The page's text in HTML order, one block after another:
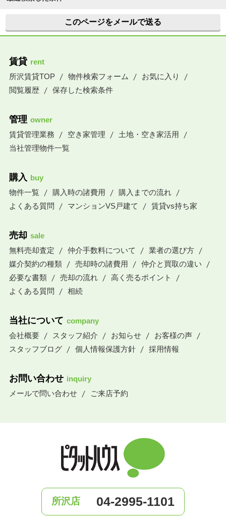
このページをメールで送る
賃貸 rent
所沢賃貸TOP
物件検索フォーム
お気に入り
閲覧履歴
保存した検索条件
管理 owner
賃貸管理業務
空き家管理
土地・空き家活用
当社管理物件一覧
購入 buy
物件一覧
購入時の諸費用
購入までの流れ
よくある質問
マンションVS戸建て 賃貸vs持ち家
売却 sale
無料売却査定
仲介手数料について
業者の選び方
媒介契約の種類
売却時の諸費用
仲介と買取の違い
必要な書類
売却の流れ
高く売るポイント
よくある質問
相続
当社について company
会社概要
スタッフ紹介 お知らせ
お客様の声
スタッフブログ
個人情報保護方針 採用情報
お問い合わせ inquiry
メールで問い合わせ
ご来店予約
所沢店 04-2995-1101